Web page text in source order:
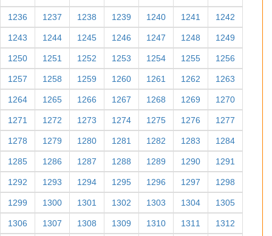
1236 1237 1238 1239 1240 1241 1242
1243 1244 1245 1246 1247 1248 1249
1250 1251 1252 1253 1254 1255 1256
1257 1258 1259 1260 1261 1262 1263
1264 1265 1266 1267 1268 1269 1270
1271 1272 1273 1274 1275 1276 1277
1278 1279 1280 1281 1282 1283 1284
1285 1286 1287 1288 1289 1290 1291
1292 1293 1294 1295 1296 1297 1298
1299 1300 1301 1302 1303 1304 1305
1306 1307 1308 1309 1310 1311 1312